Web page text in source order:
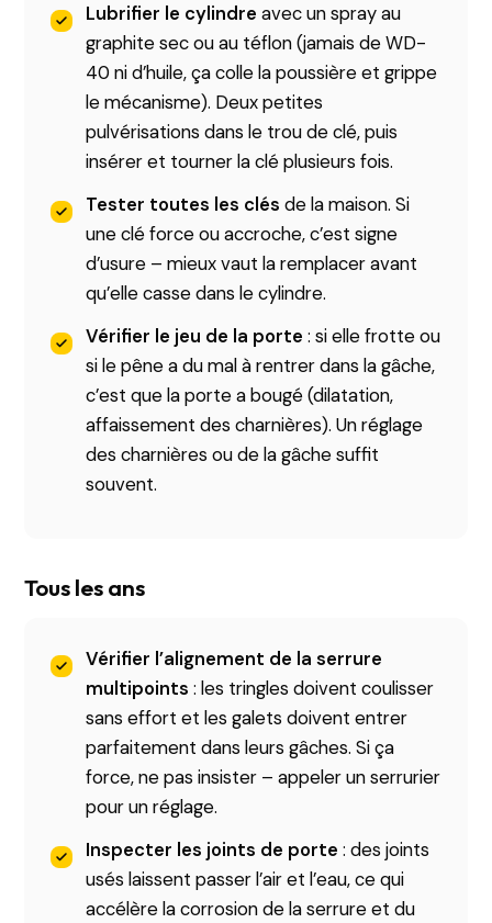
Lubrifier le cylindre avec un spray au
graphite sec ou au téflon (jamais de WD-
40 ni d’huile, ça colle la poussière et grippe
le mécanisme). Deux petites
pulvérisations dans le trou de clé, puis
insérer et tourner la clé plusieurs fois.
Tester toutes les clés de la maison. Si
une clé force ou accroche, c’est signe
d’usure – mieux vaut la remplacer avant
qu’elle casse dans le cylindre.
Vérifier le jeu de la porte : si elle frotte ou
si le pêne a du mal à rentrer dans la gâche,
c’est que la porte a bougé (dilatation,
affaissement des charnières). Un réglage
des charnières ou de la gâche suffit
souvent.
Tous les ans
Vérifier l’alignement de la serrure
multipoints : les tringles doivent coulisser
sans effort et les galets doivent entrer
parfaitement dans leurs gâches. Si ça
force, ne pas insister – appeler un serrurier
pour un réglage.
Inspecter les joints de porte : des joints
usés laissent passer l’air et l’eau, ce qui
accélère la corrosion de la serrure et du